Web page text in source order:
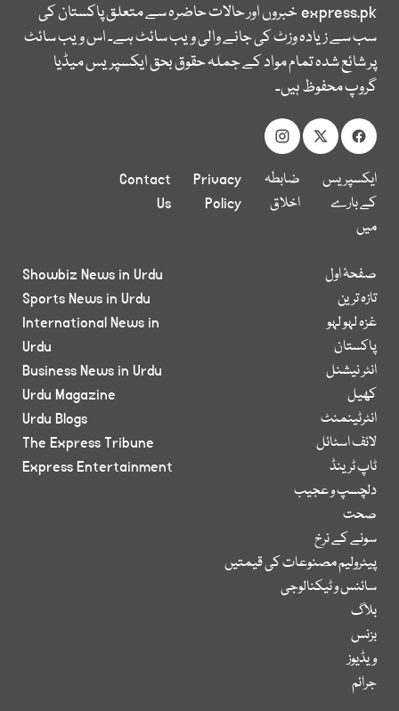
express.pkخبروں اور حالات حاضرہ سے متعلق پاکستان کی
سب سے زیادہ وزٹ کی جانے والی ویب سائٹ ہے۔ اس ویب سائٹ
پر شائع شدہ تمام مواد کے جملہ حقوق بحق ایکسپریس میڈیا
گروپ محفوظ ہیں۔
ایکسپریس
کے بارے
میں
ضابطہ
اخلاق
Privacy
Policy
Contact
Us
صفحۂ اول
تازہ ترین
غزہ لہو لہو
پاکستان
انٹر نیشنل
کھیل
انٹرٹینمنٹ
لائف اسٹائل
ٹاپ ٹرینڈ
دلچسپ و عجیب
صحت
سونے کے نرخ
پیٹرولیم مصنوعات کی قیمتیں
سائنس و ٹیکنالوجی
بلاگ
بزنس
ویڈیوز
جرائم
Showbiz News in Urdu
Sports News in Urdu
International News in
Urdu
Business News in Urdu
Urdu Magazine
Urdu Blogs
The Express Tribune
Express Entertainment